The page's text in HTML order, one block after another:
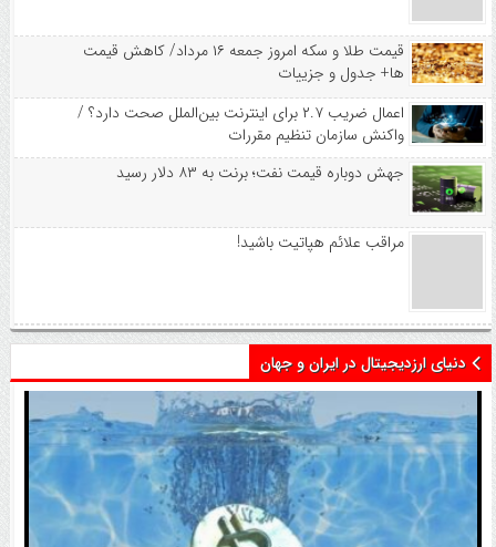
قیمت طلا و سکه امروز جمعه ۱۶ مرداد/ کاهش قیمت
ها+ جدول و جزییات
اعمال ضریب ۲.۷ برای اینترنت بین‌الملل صحت دارد؟ /
واکنش سازمان تنظیم مقررات
جهش دوباره قیمت نفت؛ برنت به ۸۳ دلار رسید
مراقب علائم هپاتیت باشید!
دنیای ارزدیجیتال در ایران و جهان